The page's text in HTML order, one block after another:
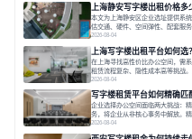
上海静安写字楼出租价格多
本文为上海静安区企业选址提供系
估交通、硬件、空间弹性、配套服
出打破固定工位思维，采用精装灵
以说明。之后指出，专业运营服务
价值、助力企业成长的关键。对于
2026-08-04
上海写字楼出租平台如何选
在上海寻找高性价比办公空间，需
租赁流程复杂、隐性成本高等挑战
为例，其提供从空间到生态的解决
业应明确自身需求，实地考察，选
空间，对于企业行政负责人、中小
2026-08-04
写字楼租赁平台如何精确匹
企业选择办公空间面临两大挑战：
务，将企业从非核心事务中解放。
接；签约后则需构建覆盖硬件运维
与个性化运营结合，以全国布局和
2026-08-04